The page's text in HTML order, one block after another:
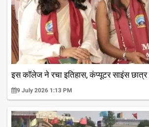
इस कॉलेज ने रचा इतिहास, कंप्यूटर साइंस
9 July 2026 1:13 PM